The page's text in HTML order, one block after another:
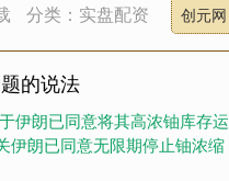
分类：实盘配资 创元网
的说法
伊朗已同意将其高浓铀库存运
伊朗已同意无限期停止铀浓缩